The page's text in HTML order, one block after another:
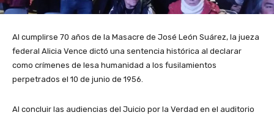
Al cumplirse 70 años de la Masacre de José León Suárez, la jueza
federal Alicia Vence dictó una sentencia histórica al declarar
como crímenes de lesa humanidad a los fusilamientos
perpetrados el 10 de junio de 1956.
Al concluir las audiencias del Juicio por la Verdad en el auditorio